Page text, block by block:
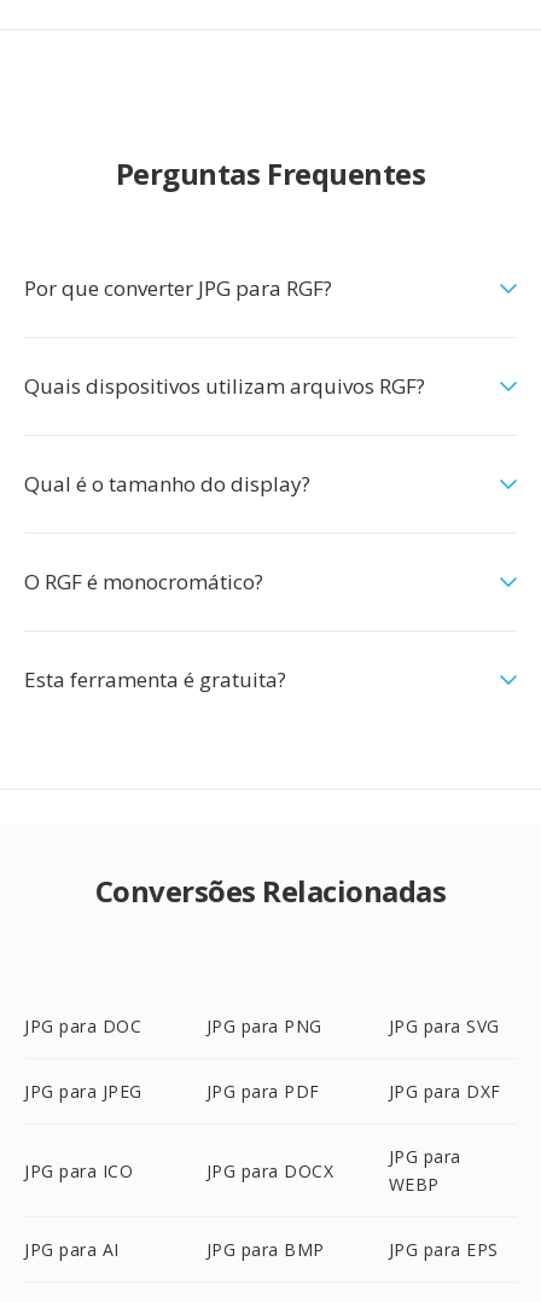
Perguntas Frequentes
Por que converter JPG para RGF?
Quais dispositivos utilizam arquivos RGF?
Qual é o tamanho do display?
O RGF é monocromático?
Esta ferramenta é gratuita?
Conversões Relacionadas
JPG para DOC JPG para PNG JPG para SVG
JPG para JPEG JPG para PDF JPG para DXF
JPG para ICO JPG para DOCX
JPG para
WEBP
JPG para AI JPG para BMP JPG para EPS